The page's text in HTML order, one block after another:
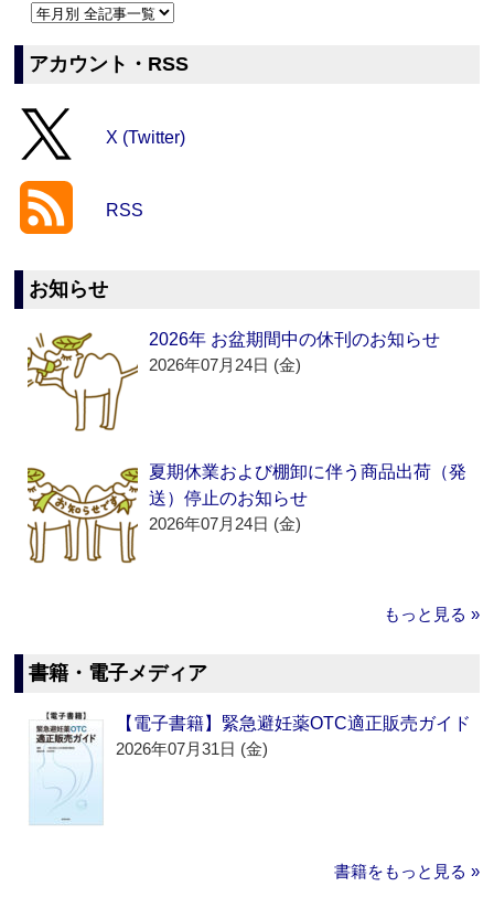
アカウント・RSS
X (Twitter)
RSS
お知らせ
2026年 お盆期間中の休刊のお知らせ
2026年07月24日 (金)
夏期休業および棚卸に伴う商品出荷（発
送）停止のお知らせ
2026年07月24日 (金)
もっと見る »
書籍・電子メディア
【電子書籍】緊急避妊薬OTC適正販売ガイド
2026年07月31日 (金)
書籍をもっと見る »